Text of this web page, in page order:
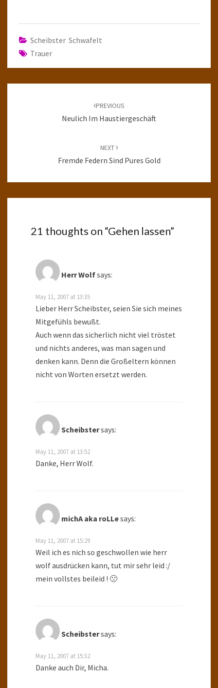
Scheibster Schwafelt
Trauer
PREVIOUS
Neulich Im Haustiergeschäft
NEXT
Fremde Federn Sind Pures Gold
21 thoughts on “Gehen lassen”
Herr Wolfsays:
May 11, 2007 at 13:35
Lieber Herr Scheibster, seien Sie sich meines
Mitgefühls bewußt.
Auch wenn das sicherlich nicht viel tröstet
und nichts anderes, was man sagen und
denken kann. Denn die Großeltern können
nicht von Worten ersetzt werden.
Scheibstersays:
May 11, 2007 at 13:52
Danke, Herr Wolf.
michA aka roLLesays:
May 11, 2007 at 15:29
Weil ich es nich so geschwollen wie herr
wolf ausdrücken kann, tut mir sehr leid :/
mein vollstes beileid ! 🙁
Scheibstersays:
May 11, 2007 at 15:32
Danke auch Dir, Micha.